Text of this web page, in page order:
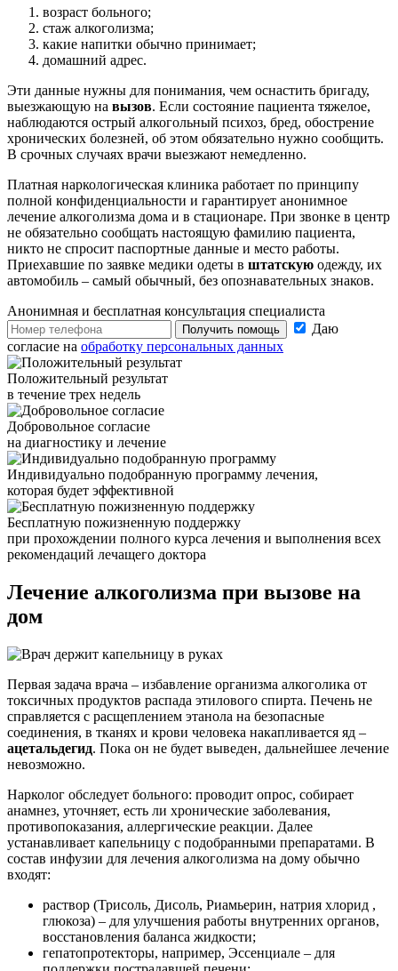
возраст больного;
стаж алкоголизма;
какие напитки обычно принимает;
домашний адрес.
Эти данные нужны для понимания, чем оснастить бригаду,
выезжающую на вызов. Если состояние пациента тяжелое,
наблюдаются острый алкогольный психоз, бред, обострение
хронических болезней, об этом обязательно нужно сообщить.
В срочных случаях врачи выезжают немедленно.
Платная наркологическая клиника работает по принципу
полной конфиденциальности и гарантирует анонимное
лечение алкоголизма дома и в стационаре. При звонке в центр
не обязательно сообщать настоящую фамилию пациента,
никто не спросит паспортные данные и место работы.
Приехавшие по заявке медики одеты в штатскую одежду, их
автомобиль – самый обычный, без опознавательных знаков.
Анонимная и бесплатная консультация специалиста
Получить помощь
Даю
согласие на обработку персональных данных
Положительный результат
в течение трех недель
Добровольное согласие
на диагностику и лечение
Индивидуально подобранную программу лечения,
которая будет эффективной
Бесплатную пожизненную поддержку
при прохождении полного курса лечения и выполнения всех
рекомендаций лечащего доктора
Лечение алкоголизма при вызове на
дом
Первая задача врача – избавление организма алкоголика от
токсичных продуктов распада этилового спирта. Печень не
справляется с расщеплением этанола на безопасные
соединения, в тканях и крови человека накапливается яд –
ацетальдегид. Пока он не будет выведен, дальнейшее лечение
невозможно.
Нарколог обследует больного: проводит опрос, собирает
анамнез, уточняет, есть ли хронические заболевания,
противопоказания, аллергические реакции. Далее
устанавливает капельницу с подобранными препаратами. В
состав инфузии для лечения алкоголизма на дому обычно
входят:
раствор (Трисоль, Дисоль, Риамьерин, натрия хлорид ,
глюкоза) – для улучшения работы внутренних органов,
восстановления баланса жидкости;
гепатопротекторы, например, Эссенциале – для